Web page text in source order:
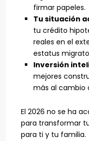
firmar papeles.
Tu situación
tu crédito
reales en el
estatus
Inversión
mejores
más al cambio
El 2026 no se ha
para transformar
para ti y tu familia.